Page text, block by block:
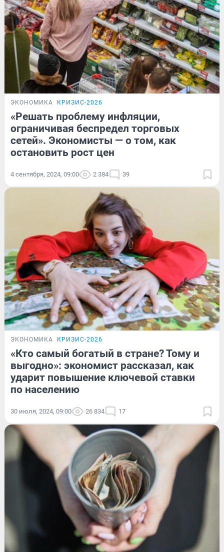
ЭКОНОМИКА КРИЗИС-2026
«Решать проблему инфляции,
ограничивая беспредел торговых
сетей». Экономисты — о том, как
остановить рост цен
4 сентября, 2024, 09:00 2 384 39
ЭКОНОМИКА КРИЗИС-2026
«Кто самый богатый в стране? Тому и
выгодно»: экономист рассказал, как
ударит повышение ключевой ставки
по населению
30 июля, 2024, 09:00 26 834 17